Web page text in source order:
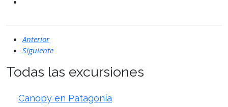
Anterior
Siguiente
Todas las excursiones
Canopy en Patagonia